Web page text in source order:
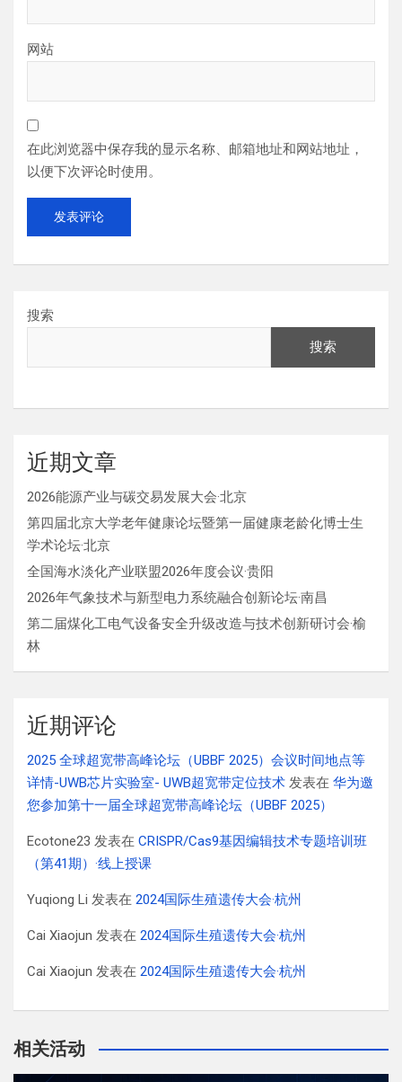
网站
在此浏览器中保存我的显示名称、邮箱地址和网站地址，
以便下次评论时使用。
搜索
搜索
近期文章
2026能源产业与碳交易发展大会·北京
第四届北京大学老年健康论坛暨第一届健康老龄化博士生
学术论坛·北京
全国海水淡化产业联盟2026年度会议·贵阳
2026年气象技术与新型电力系统融合创新论坛·南昌
第二届煤化工电气设备安全升级改造与技术创新研讨会·榆
林
近期评论
2025 全球超宽带高峰论坛（UBBF 2025）会议时间地点等
详情-UWB芯片实验室- UWB超宽带定位技术 发表在 华为邀
您参加第十一届全球超宽带高峰论坛（UBBF 2025）
Ecotone23 发表在 CRISPR/Cas9基因编辑技术专题培训班
（第41期）·线上授课
Yuqiong Li 发表在 2024国际生殖遗传大会·杭州
Cai Xiaojun 发表在 2024国际生殖遗传大会·杭州
Cai Xiaojun 发表在 2024国际生殖遗传大会·杭州
相关活动